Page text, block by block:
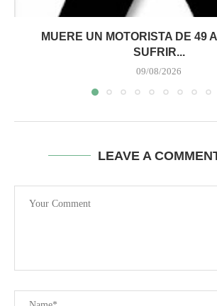
MUERE UN MOTORISTA DE 49
SUFRIR...
09/08/2026
LEAVE A